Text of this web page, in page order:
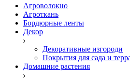
Агроволокно
Агроткань
Бордюрные ленты
Декор
Декоративные изгороди
Покрытия для сада и
Домашние растения